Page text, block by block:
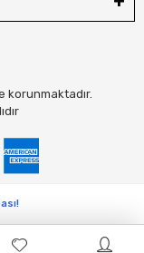
korunmaktadır.